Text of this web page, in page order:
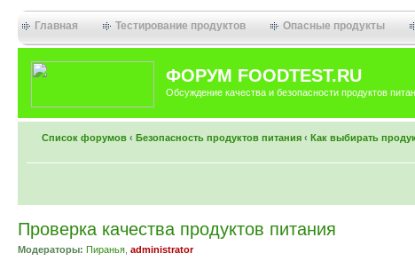
Главная Тестирование продуктов Опасные продукты
ФОРУМ FOODTEST.RU
Обсуждение качества и безопасности продуктов
Список форумов ‹ Безопасность продуктов питания ‹ Как выбирать
Проверка качества продуктов питания
Модераторы: Пиранья administrator